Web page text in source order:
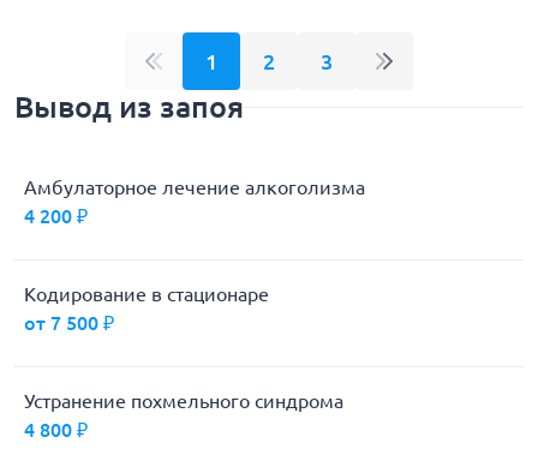
1 2 3
Вывод из запоя
Амбулаторное лечение алкоголизма
4 200 ₽
Кодирование в стационаре
от 7 500 ₽
Устранение похмельного синдрома
4 800 ₽